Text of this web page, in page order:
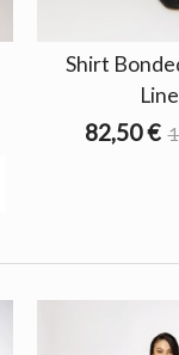
Shirt
82,50 €